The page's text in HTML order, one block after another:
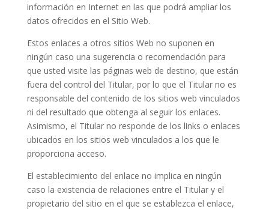
información en Internet en las que podrá ampliar los
datos ofrecidos en el Sitio Web.
Estos enlaces a otros sitios Web no suponen en
ningún caso una sugerencia o recomendación para
que usted visite las páginas web de destino, que están
fuera del control del Titular, por lo que el Titular no es
responsable del contenido de los sitios web vinculados
ni del resultado que obtenga al seguir los enlaces.
Asimismo, el Titular no responde de los links o enlaces
ubicados en los sitios web vinculados a los que le
proporciona acceso.
El establecimiento del enlace no implica en ningún
caso la existencia de relaciones entre el Titular y el
propietario del sitio en el que se establezca el enlace,